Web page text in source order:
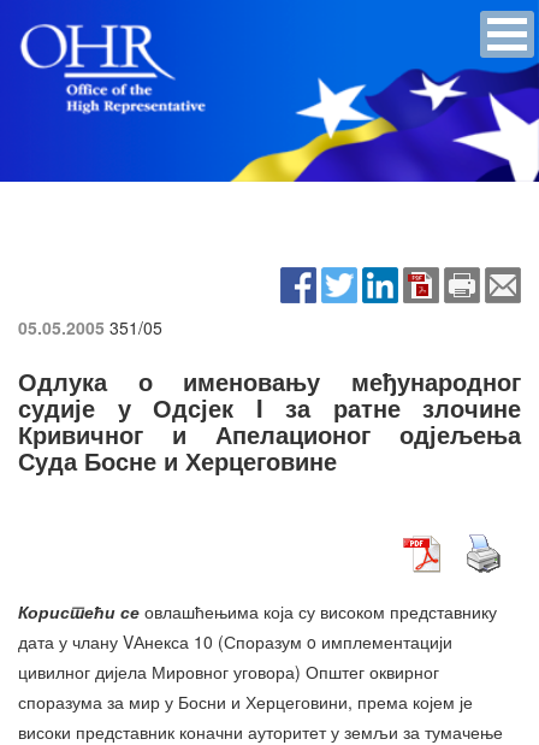
05.05.2005 351/05
Одлука о именовању међународног
судије у Одсјек I за ратне злочине
Кривичног и Апелационог одјељења
Суда Босне и Херцеговине
Користећи се овлашћењима која су високом представнику
дата у члану VАнекса 10 (Споразум o имплементацији
цивилног дијела Мировног уговора) Општег оквирног
споразума за мир у Босни и Херцеговини, према којем је
високи представник коначни ауторитет у земљи за тумачење